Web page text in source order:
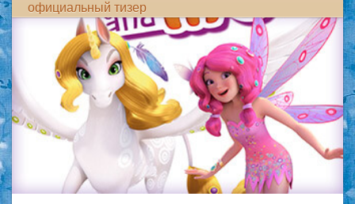
официальный тизер